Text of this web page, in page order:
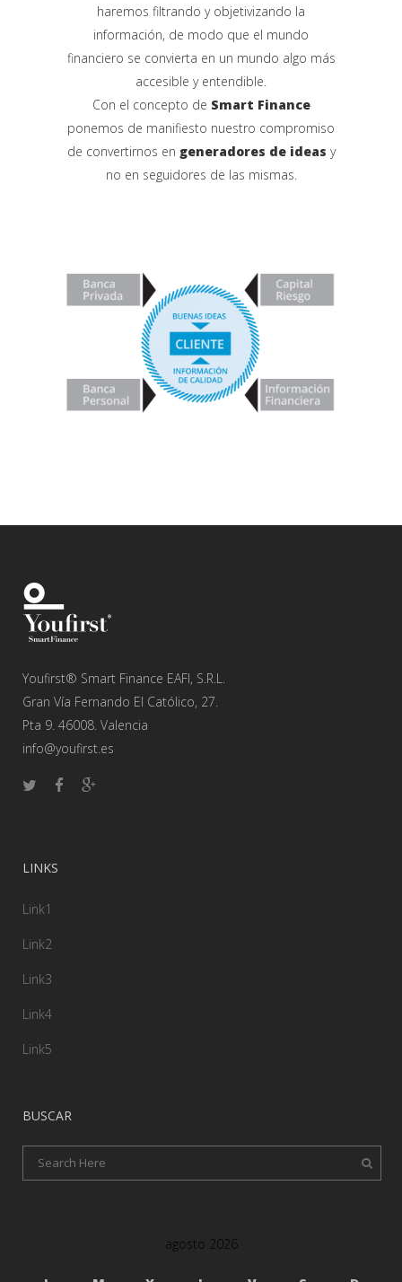
haremos filtrando y objetivizando la
información, de modo que el mundo
financiero se convierta en un mundo algo más
accesible y entendible.
Con el concepto de Smart Finance
ponemos de manifiesto nuestro compromiso
de convertirnos en generadores de ideas y
no en seguidores de las mismas.
Youfirst® Smart Finance EAFI, S.R.L.
Gran Vía Fernando El Católico, 27.
Pta 9. 46008. Valencia
info@youfirst.es
LINKS
Link1
Link2
Link3
Link4
Link5
BUSCAR
agosto 2026